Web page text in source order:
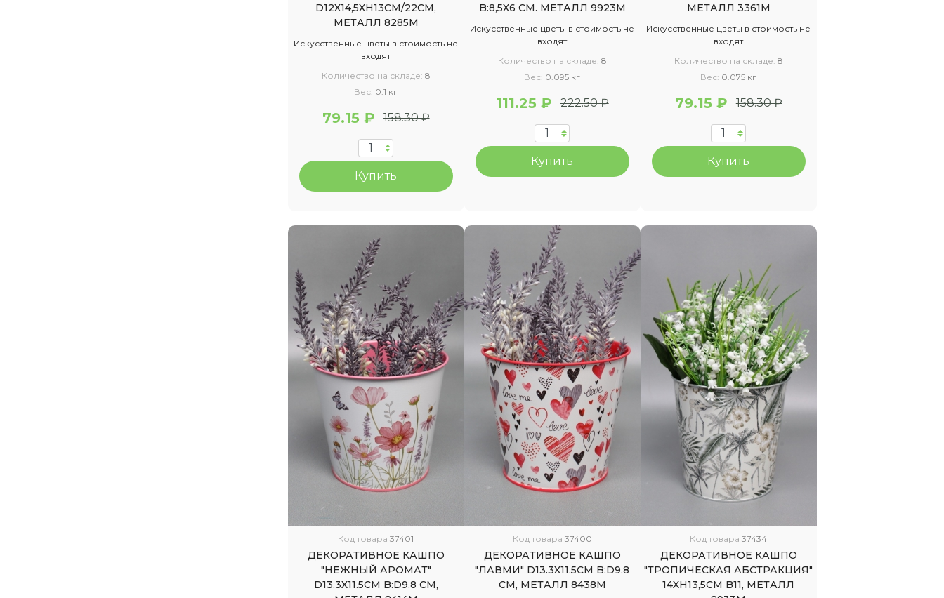
D12X14,5XH13CM/22СМ,
МЕТАЛЛ 8285М
Искусственные цветы в стоимость не
входят
Количество на складе: 8
Вес: 0.1 кг
79.15 ₽ 158.30 ₽
Купить
B:8,5X6 СМ. МЕТАЛЛ 9923М
Искусственные цветы в стоимость не
входят
Количество на складе: 8
Вес: 0.095 кг
111.25 ₽ 222.50 ₽
Купить
МЕТАЛЛ 3361М
Искусственные цветы в стоимость не
входят
Количество на складе: 8
Вес: 0.075 кг
79.15 ₽ 158.30 ₽
Купить
Код товара37401
ДЕКОРАТИВНОЕ КАШПО
"НЕЖНЫЙ АРОМАТ"
D13.3X11.5СМ B:D9.8 СМ,
Код товара 37400
ДЕКОРАТИВНОЕ КАШПО
"ЛАВМИ" D13.3X11.5СМ B:D9.8
СМ, МЕТАЛЛ 8438М
Код товара37434
ДЕКОРАТИВНОЕ КАШПО
"ТРОПИЧЕСКАЯ АБСТРАКЦИЯ"
14XH13,5CM B11, МЕТАЛЛ